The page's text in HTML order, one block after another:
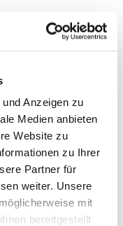
Anzeigen zu
Medien anbieten
Website zu
zu Ihrer
Partner für
weiter. Unsere
mit
bereitgestellt